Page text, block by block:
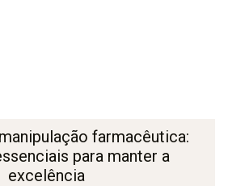
farmacêutica:
para manter a
excelência